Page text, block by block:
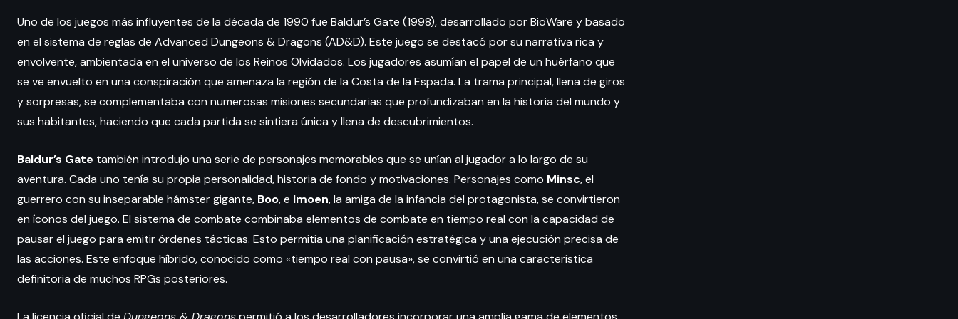
Uno de los juegos más influyentes de la década de 1990 fue Baldur’s Gate (1998), desarrollado por BioWare y basado
en el sistema de reglas de Advanced Dungeons & Dragons (AD&D). Este juego se destacó por su narrativa rica y
envolvente, ambientada en el universo de los Reinos Olvidados. Los jugadores asumían el papel de un huérfano que
se ve envuelto en una conspiración que amenaza la región de la Costa de la Espada. La trama principal, llena de giros
y sorpresas, se complementaba con numerosas misiones secundarias que profundizaban en la historia del mundo y
sus habitantes, haciendo que cada partida se sintiera única y llena de descubrimientos.
Baldur’s Gate también introdujo una serie de personajes memorables que se unían al jugador a lo largo de su
aventura. Cada uno tenía su propia personalidad, historia de fondo y motivaciones. Personajes como Minsc, el
guerrero con su inseparable hámster gigante, Boo, e Imoen, la amiga de la infancia del protagonista, se convirtieron
en íconos del juego. El sistema de combate combinaba elementos de combate en tiempo real con la capacidad de
pausar el juego para emitir órdenes tácticas. Esto permitía una planificación estratégica y una ejecución precisa de
las acciones. Este enfoque híbrido, conocido como «tiempo real con pausa», se convirtió en una característica
definitoria de muchos RPGs posteriores.